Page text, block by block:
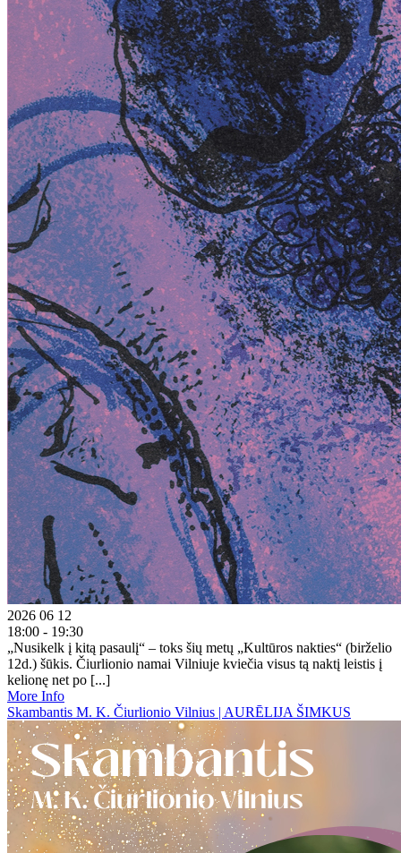
2026 06 12
18:00 - 19:30
„Nusikelk į kitą pasaulį“ – toks šių metų „Kultūros nakties“ (birželio
12d.) šūkis. Čiurlionio namai Vilniuje kviečia visus tą naktį leistis į
kelionę net po [...]
More Info
Skambantis M. K. Čiurlionio Vilnius | AURĒLIJA ŠIMKUS